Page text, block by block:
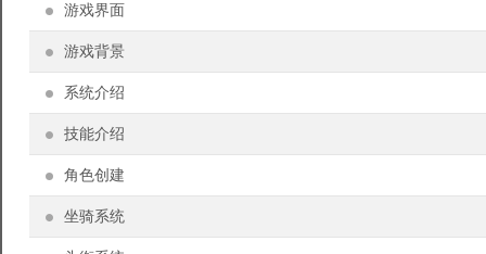
游戏界面
游戏背景
系统介绍
技能介绍
角色创建
坐骑系统